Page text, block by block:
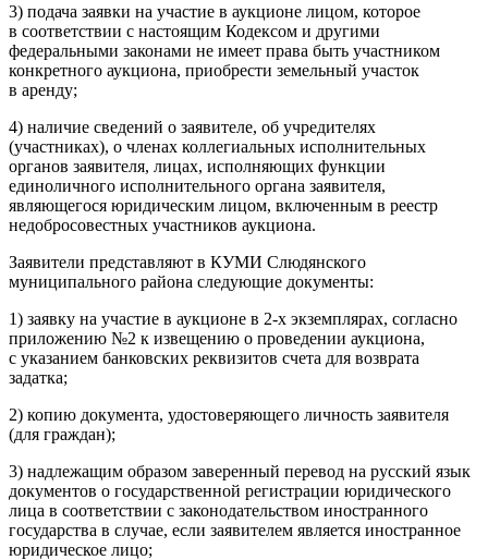
3) подача заявки на участие в аукционе лицом, которое
в соответствии с настоящим Кодексом и другими
федеральными законами не имеет права быть участником
конкретного аукциона, приобрести земельный участок
в аренду;
4) наличие сведений о заявителе, об учредителях
(участниках), о членах коллегиальных исполнительных
органов заявителя, лицах, исполняющих функции
единоличного исполнительного органа заявителя,
являющегося юридическим лицом, включенным в реестр
недобросовестных участников аукциона.
Заявители представляют в КУМИ Слюдянского
муниципального района следующие документы:
1) заявку на участие в аукционе в 2-х экземплярах, согласно
приложению №2 к извещению о проведении аукциона,
с указанием банковских реквизитов счета для возврата
задатка;
2) копию документа, удостоверяющего личность заявителя
(для граждан);
3) надлежащим образом заверенный перевод на русский язык
документов о государственной регистрации юридического
лица в соответствии с законодательством иностранного
государства в случае, если заявителем является иностранное
юридическое лицо;